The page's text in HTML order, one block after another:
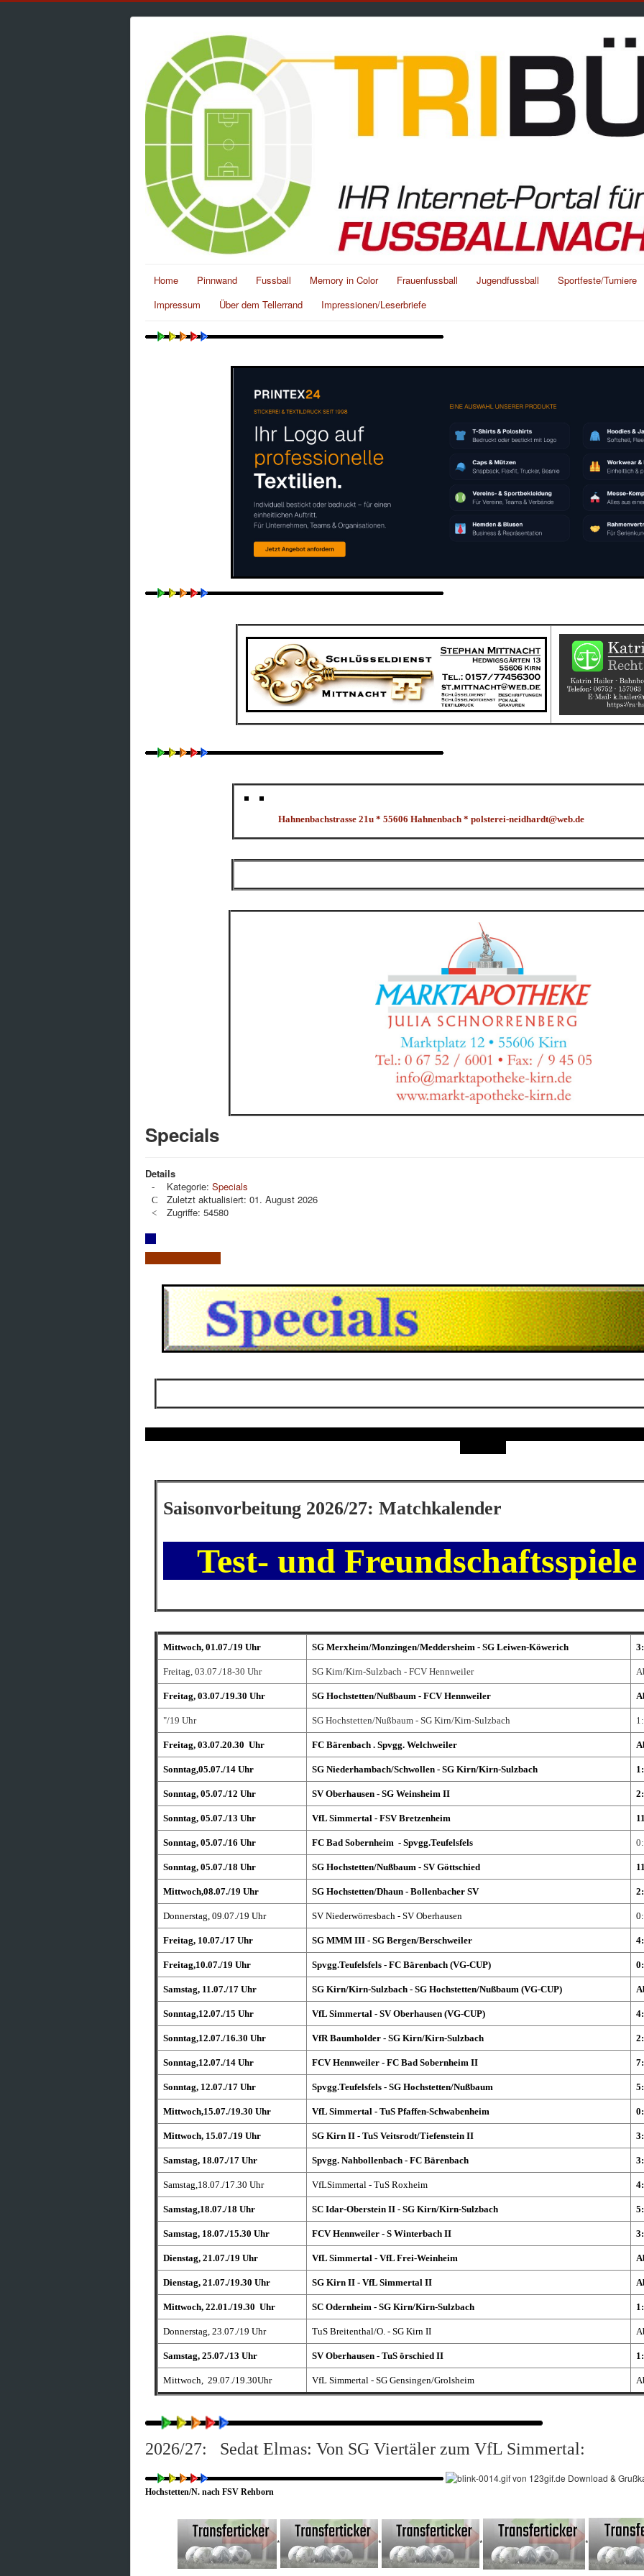
Home Pinnwand Fussball Memory in Color Frauenfussball Jugendfussball
Sportfeste/Turniere
Impressum
Über dem Tellerrand Impressionen/Leserbriefe
Hahnenbachstrasse 21u * 55606 Hahnenbach * polsterei-neidhardt@web.de
Specials
Details
Kategorie:Specials
Zuletzt aktualisiert: 01. August 2026
Zugriffe: 54580
Saisonvorbeitung 2026/27: Matchkalender
Test- und
Mittwoch, 01.07./19 Uhr SG Merxheim/Monzingen/Meddersheim - SG Leiwen-Köwerich
Freitag, 03.07./18-30 Uhr SG Kirn/Kirn-Sulzbach - FCV Hennweiler
Freitag, 03.07./19.30 Uhr SG Hochstetten/Nußbaum - FCV Hennweiler
"/19 Uhr SG Hochstetten/Nußbaum - SG Kirn/Kirn-Sulzbach
Freitag, 03.07.20.30 Uhr FC Bärenbach . Spvgg. Welchweiler
Sonntag,05.07./14 Uhr SG Niederhambach/Schwollen - SG Kirn/Kirn-Sulzbach
Sonntag, 05.07./12 Uhr SV Oberhausen - SG Weinsheim II
Sonntag, 05.07./13 Uhr VfL Simmertal - FSV Bretzenheim
Sonntag, 05.07./16 Uhr FC Bad Sobernheim - Spvgg.Teufelsfels
Sonntag, 05.07./18 Uhr SG Hochstetten/Nußbaum - SV Göttschied
Mittwoch,08.07./19 Uhr SG Hochstetten/Dhaun - Bollenbacher SV
Donnerstag, 09.07./19 Uhr SV Niederwörresbach - SV Oberhausen
Freitag, 10.07./17 Uhr SG MMM III - SG Bergen/Berschweiler
Freitag,10.07./19 Uhr Spvgg.Teufelsfels - FC Bärenbach (VG-CUP)
Samstag, 11.07./17 Uhr SG Kirn/Kirn-Sulzbach - SG Hochstetten/Nußbaum (VG-CUP)
Sonntag,12.07./15 Uhr VfL Simmertal - SV Oberhausen (VG-CUP)
Sonntag,12.07./16.30 Uhr VfR Baumholder - SG Kirn/Kirn-Sulzbach
Sonntag,12.07./14 Uhr FCV Hennweiler - FC Bad Sobernheim II
Sonntag, 12.07./17 Uhr Spvgg.Teufelsfels - SG Hochstetten/Nußbaum
Mittwoch,15.07./19.30 Uhr VfL Simmertal - TuS Pfaffen-Schwabenheim
Mittwoch, 15.07./19 Uhr SG Kirn II - TuS Veitsrodt/Tiefenstein II
Samstag, 18.07./17 Uhr Spvgg. Nahbollenbach - FC Bärenbach
Samstag,18.07./17.30 Uhr VfLSimmertal - TuS Roxheim
Samstag,18.07./18 Uhr SC Idar-Oberstein II - SG Kirn/Kirn-Sulzbach
Samstag, 18.07./15.30 Uhr FCV Hennweiler - S Winterbach II
Dienstag, 21.07./19 Uhr VfL Simmertal - VfL Frei-Weinheim
Dienstag, 21.07./19.30 Uhr SG Kirn II - VfL Simmertal II
Mittwoch, 22.01./19.30 Uhr SC Odernheim - SG Kirn/Kirn-Sulzbach
Donnerstag, 23.07./19 Uhr TuS Breitenthal/O. - SG Kirn II
Samstag, 25.07./13 Uhr SV Oberhausen - TuS örschied II
Mittwoch, 29.07./19.30Uhr VfL Simmertal - SG Gensingen/Grolsheim
2026/27: Sedat Elmas: Von SG Viertäler zum VfL Simmertal:
Hochstetten/N. nach FSV Rehborn
* * * *